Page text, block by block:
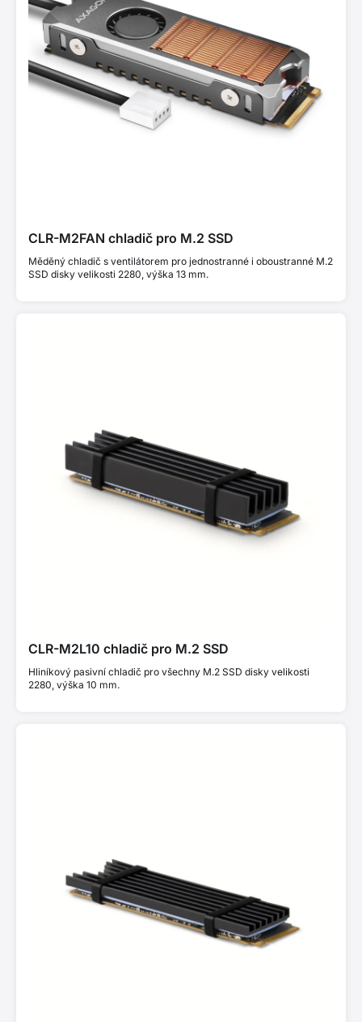
CLR-M2FAN chladič pro M.2 SSD
Měděný chladič s ventilátorem pro jednostranné i oboustranné M.2
SSD disky velikosti 2280, výška 13 mm.
CLR-M2L10 chladič pro M.2 SSD
Hliníkový pasivní chladič pro všechny M.2 SSD disky velikosti
2280, výška 10 mm.